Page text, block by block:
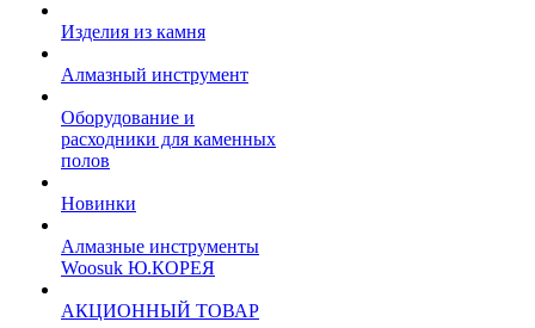
Изделия из камня
Алмазный инструмент
Оборудование и
расходники для каменных
полов
Новинки
Алмазные инструменты
Woosuk Ю.КОРЕЯ
АКЦИОННЫЙ ТОВАР